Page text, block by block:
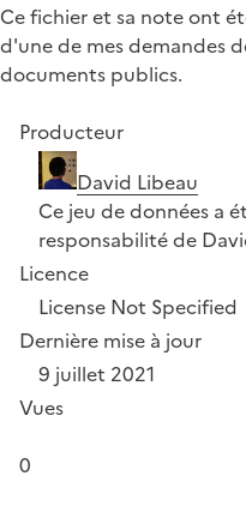
Ce fichier et sa note ont
d'une de mes demandes
documents publics.
Producteur
David Libeau
Ce jeu de données a
responsabilité de
Licence
License Not Specified
Dernière mise à jour
9 juillet 2021
Vues
0